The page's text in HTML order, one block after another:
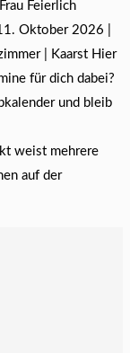
Feierlich
Oktober 2026 |
| Kaarst Hier
für dich dabei?
und bleib
weist mehrere
auf der